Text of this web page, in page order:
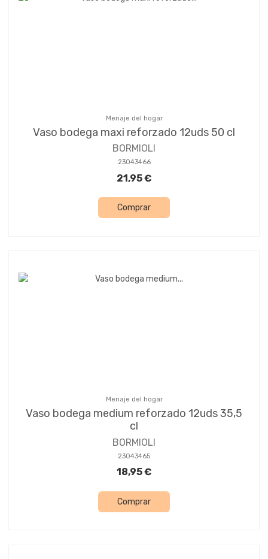
Menaje del hogar
Vaso bodega maxi reforzado 12uds 50 cl
BORMIOLI
23043466
21,95 €
Comprar
Menaje del hogar
Vaso bodega medium reforzado 12uds 35,5
cl
BORMIOLI
23043465
18,95 €
Comprar